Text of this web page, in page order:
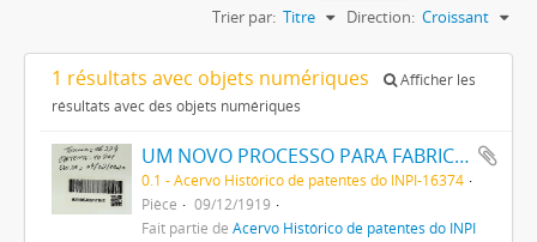
Trier par: Titre Direction: Croissant
1 résultats avec objets numériques
Afficher les
résultats avec des objets numériques
UM NOVO PROCESSO PARA FABRICAÇÃO DE MATERIAS CORANTES PRETAS ESCARLATES E AZUIS DOS MATIZES MAIS CLAROS AOS MAIS ESCUROS PARA TINGIR ALGODÃO DIRECTAMENTE
0.1 - Acervo Histórico de patentes do INPI-16374
Pièce
09/12/1919
Fait partie de Acervo Histórico de patentes do INPI